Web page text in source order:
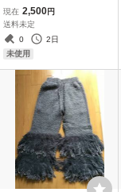
車シリーズ vol.43 KAW
ASAKI Z400FX 未使用
未開封
現在 2,500円
送料未定
0
2日
未使用